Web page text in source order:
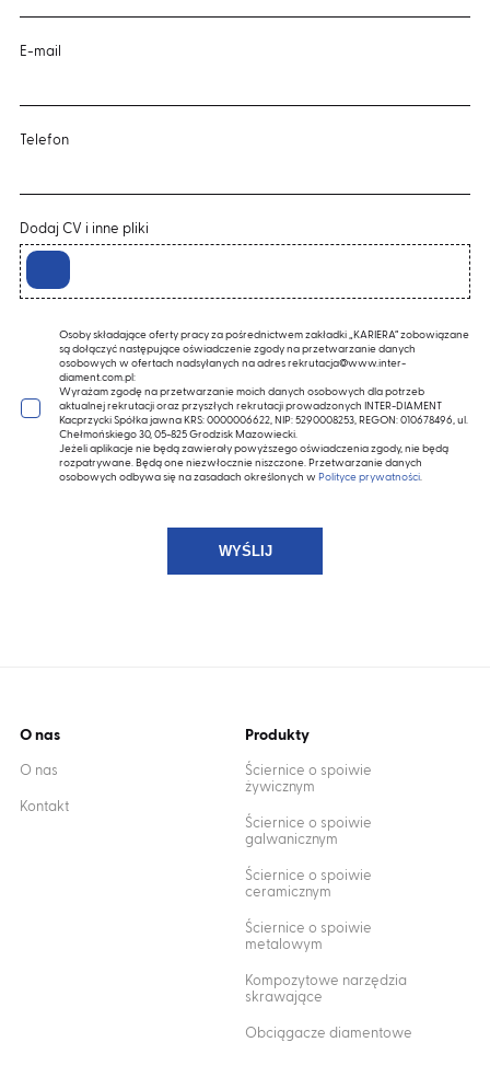
E-mail
Telefon
Dodaj CV i inne pliki
Osoby składające oferty pracy za pośrednictwem zakładki „KARIERA” zobowiązane
są dołączyć następujące oświadczenie zgody na przetwarzanie danych
osobowych w ofertach nadsyłanych na adres rekrutacja@www.inter-
diament.com.pl:
Wyrażam zgodę na przetwarzanie moich danych osobowych dla potrzeb
aktualnej rekrutacji oraz przyszłych rekrutacji prowadzonych INTER-DIAMENT
Kacprzycki Spółka jawna KRS: 0000006622, NIP: 5290008253, REGON: 010678496, ul.
Chełmońskiego 30, 05-825 Grodzisk Mazowiecki.
Jeżeli aplikacje nie będą zawierały powyższego oświadczenia zgody, nie będą
rozpatrywane. Będą one niezwłocznie niszczone. Przetwarzanie danych
osobowych odbywa się na zasadach określonych w Polityce prywatności.
O nas
O nas
Kontakt
Produkty
Ściernice o spoiwie
żywicznym
Ściernice o spoiwie
galwanicznym
Ściernice o spoiwie
ceramicznym
Ściernice o spoiwie
metalowym
Kompozytowe narzędzia
skrawające
Obciągacze diamentowe